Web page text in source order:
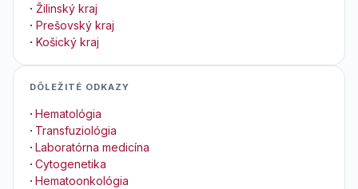
· Žilinský kraj
· Prešovský kraj
· Košický kraj
DÔLEŽITÉ ODKAZY
· Hematológia
· Transfuziológia
· Laboratórna medicína
· Cytogenetika
· Hematoonkológia